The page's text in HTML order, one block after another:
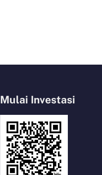
Mulai Investasi